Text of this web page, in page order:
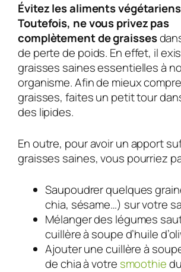
Évitez les aliments
Toutefois, ne vous privez pas
complètement de graisses
de perte de poids. En effet, il
graisses saines essentielles à
organisme. Afin de mieux
graisses, faites un petit tour
des lipides.
En outre, pour avoir un apport
graisses saines, vous pourriez
Saupoudrer quelques
chia, sésame…) sur votre
Mélanger des légumes
cuillère à soupe d’huile
Ajouter une cuillère à
de chia à votre smoothie